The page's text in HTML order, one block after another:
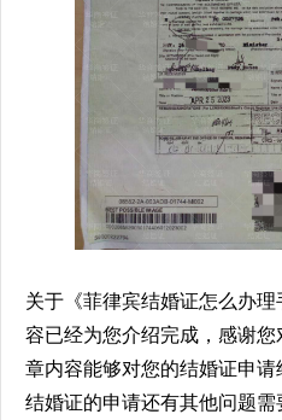
关于《菲律宾结婚证怎么办
容已经为您介绍完成，感谢
章内容能够对您的结婚证申
结婚证的申请还有其他问题